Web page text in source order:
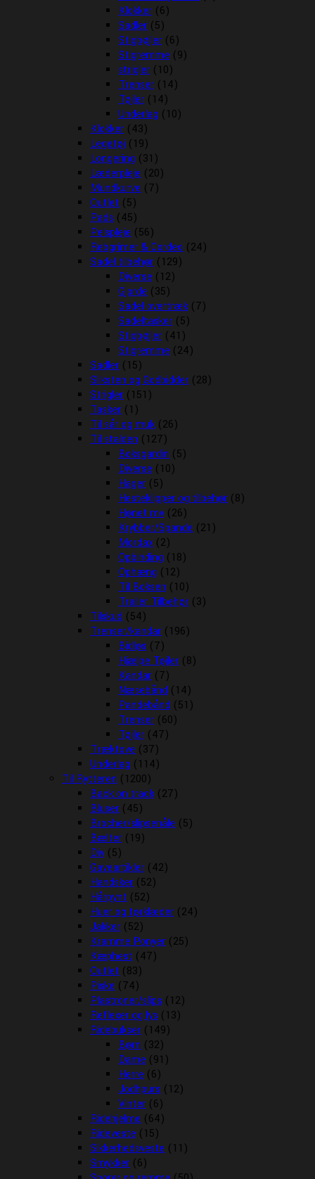
Klokker (6)
Sadler (5)
Stigbøjler (6)
Stigremme (9)
strigler (10)
Trenser (14)
Tøjler (14)
Underlag (10)
Klokker (43)
Legetøj (19)
Longering (31)
Læderpleje (20)
Mundkurve (7)
Outlet (5)
Pads (45)
Pelspleje (56)
Rebgrimer & Cordeo (24)
Sadel tilbehør (129)
Diverse (12)
Gjorde (35)
Sadel overtræk (7)
Sadeltasker (5)
Stigbøjler (41)
Stigremme (24)
Sadler (15)
Sliksten og Godbidder (28)
Strigler (151)
Tasker (1)
Til sår og muk (26)
Til stalden (127)
Boksgardin (5)
Diverse (10)
Hager (5)
Hesteklipper og tilbehør (8)
Hønet mv (26)
Krybber/Spande (21)
Mordax (2)
Opbinding (18)
Ophæng (12)
Til Boksen (10)
Trailer Tilbehør (3)
Tilskud (54)
Trenser/kandar (196)
Bidløs (7)
Hjælpe Tøjler (8)
Kandar (7)
Næsebånd (14)
Pandebånd (51)
Trenser (60)
Tøjler (47)
Træktove (37)
Underlag (114)
Til Rytteren (1200)
Back on track (27)
Bluser (45)
Brocher/slipsenåle (5)
Bælter (19)
Div (5)
Gaveartikler (42)
Handsker (52)
Hårpynt (52)
Huer og tørklæder (24)
Jakker (52)
Kramme Ponyer (25)
Kæphest (47)
Outlet (83)
Piske (74)
Plastroner/slips (12)
Reflexer og lys (13)
Ridebukser (149)
Børn (32)
Dame (91)
Herre (6)
Jodhpurs (12)
Vinter (6)
Ridehjelme (64)
Rideveste (15)
Sikkerhedsveste (11)
Smykker (6)